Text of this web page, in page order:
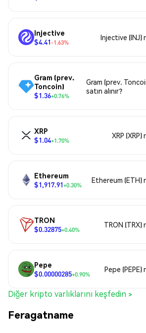
Injective
$4.41-1.63%
Injective (INJ)
Gram (prev.
Toncoin)
$1.36+0.76%
Gram (prev.
satın alınır?
XRP
$1.04+1.70%
XRP (XRP)
Ethereum
$1,917.91+0.30%
Ethereum (ETH)
TRON
$0.32875+0.40%
TRON (TRX)
Pepe
$0.00000285+0.90%
Pepe (PEPE)
Diğer kripto varlıklarını keşfedin >
Feragatname